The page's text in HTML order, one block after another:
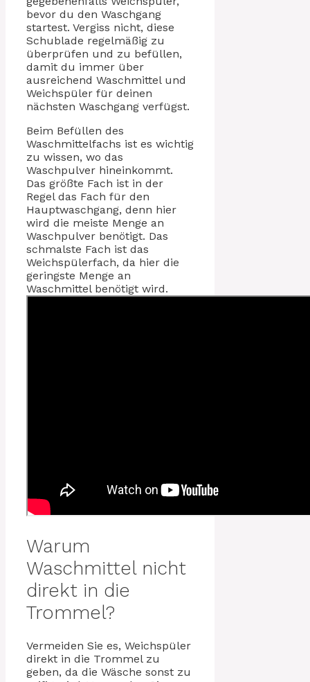
bevor du den Waschgang
startest. Vergiss nicht, diese
Schublade regelmäßig zu
überprüfen und zu befüllen,
damit du immer über
ausreichend Waschmittel und
Weichspüler für deinen
nächsten Waschgang verfügst.
Beim Befüllen des
Waschmittelfachs ist es wichtig
zu wissen, wo das
Waschpulver hineinkommt.
Das größte Fach ist in der
Regel das Fach für den
Hauptwaschgang, denn hier
wird die meiste Menge an
Waschpulver benötigt. Das
schmalste Fach ist das
Weichspülerfach, da hier die
geringste Menge an
Waschmittel benötigt wird.
Warum
Waschmittel nicht
direkt in die
Trommel?
Vermeiden Sie es, Weichspüler
direkt in die Trommel zu
geben, da die Wäsche sonst zu